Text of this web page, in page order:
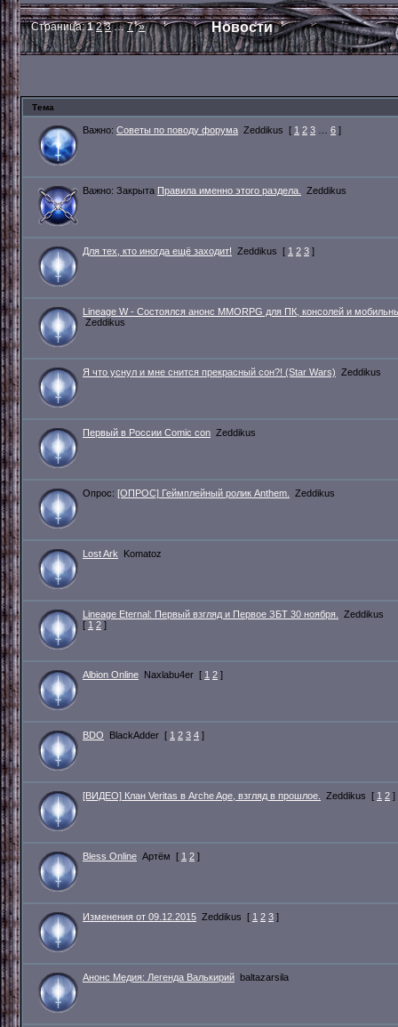
Новости
Страница:1 2 3 … 7 »
Тема
Важно: Советы по поводу форума Zeddikus [ 1 2 3 6 ]
Важно: Закрыта Правила именно этого раздела. Zeddikus
Для тех, кто иногда ещё заходит! Zeddikus [ 1 2 3 ]
Lineage W - Состоялся анонс MMORPG для ПК, консолей и
Zeddikus
Я что уснул и мне снится прекрасный сон?! (Star Wars) Zeddikus
Первый в России Comic con Zeddikus
Опрос: [ОПРОС] Геймплейный ролик Anthem. Zeddikus
Lost Ark Komatoz
Lineage Eternal: Первый взгляд и Первое ЗБТ 30 ноября.
Zeddikus
[ 1 2 ]
Albion Online Naxlabu4er [ 1 2 ]
BDO BlackAdder [ 1 2 3 4 ]
[ВИДЕО] Клан Veritas в Arche Age, взгляд в прошлое. Zeddikus [ 1 2 ]
Bless Online Артём [ 1 2 ]
Изменения от 09.12.2015 Zeddikus [ 1 2 3 ]
Анонс Медия: Легенда Валькирий baltazarsila